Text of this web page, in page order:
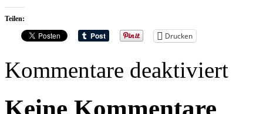
Teilen:
Drucken
Kommentare deaktiviert